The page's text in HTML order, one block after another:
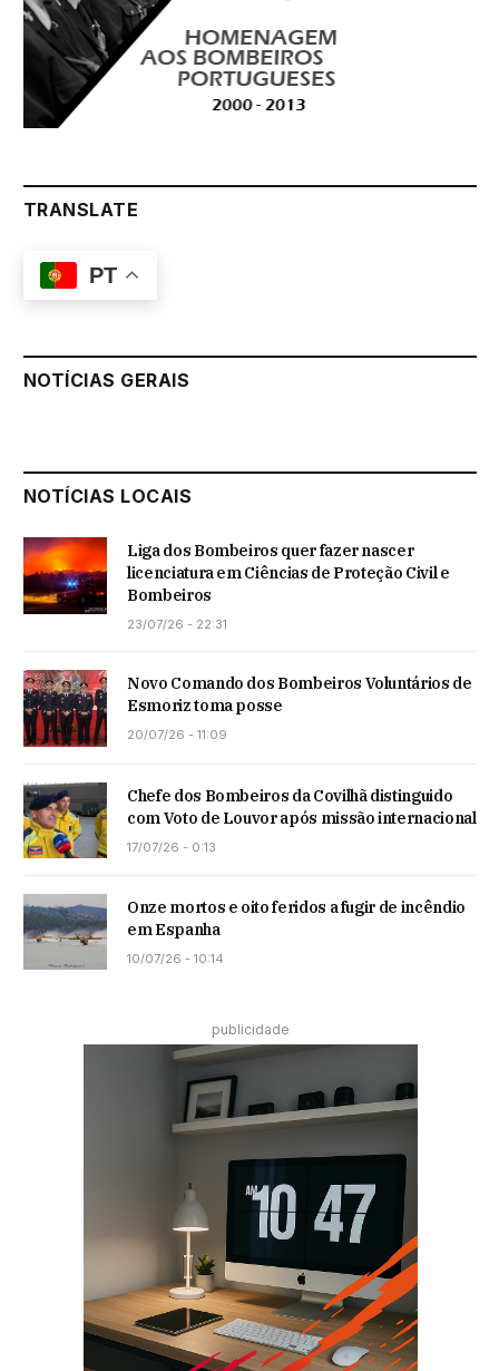
TRANSLATE
PT
NOTÍCIAS GERAIS
NOTÍCIAS LOCAIS
Liga dos Bombeiros quer fazer nascer
licenciatura em Ciências de Proteção Civil e
Bombeiros
23/07/26 - 22:31
Novo Comando dos Bombeiros Voluntários de
Esmoriz toma posse
20/07/26 - 11:09
Chefe dos Bombeiros da Covilhã distinguido
com Voto de Louvor após missão internacional
17/07/26 - 0:13
Onze mortos e oito feridos a fugir de incêndio
em Espanha
10/07/26 - 10:14
publicidade